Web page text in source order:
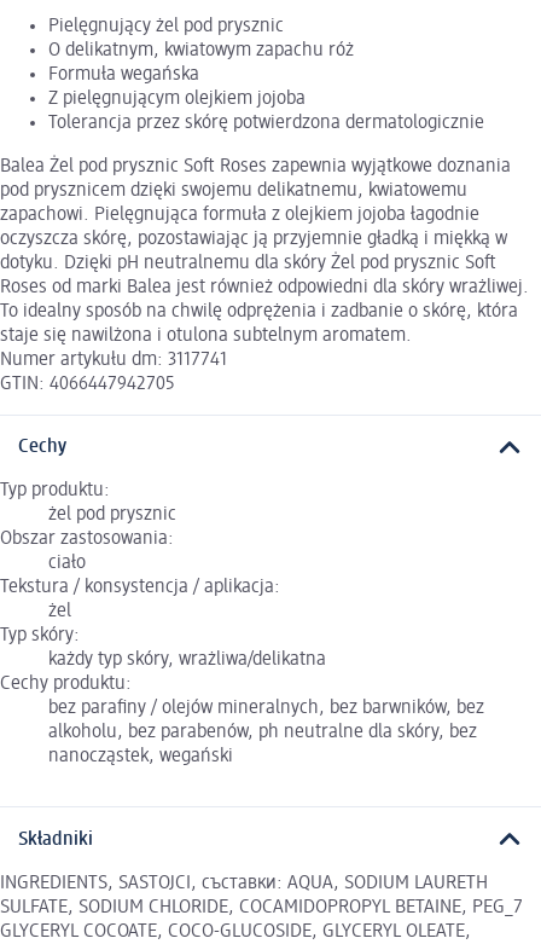
Pielęgnujący żel pod prysznic
O delikatnym, kwiatowym zapachu róż
Formuła wegańska
Z pielęgnującym olejkiem jojoba
Tolerancja przez skórę potwierdzona dermatologicznie
Balea Żel pod prysznic Soft Roses zapewnia wyjątkowe doznania
pod prysznicem dzięki swojemu delikatnemu, kwiatowemu
zapachowi. Pielęgnująca formuła z olejkiem jojoba łagodnie
oczyszcza skórę, pozostawiając ją przyjemnie gładką i miękką w
dotyku. Dzięki pH neutralnemu dla skóry Żel pod prysznic Soft
Roses od marki Balea jest również odpowiedni dla skóry wrażliwej.
To idealny sposób na chwilę odprężenia i zadbanie o skórę, która
staje się nawilżona i otulona subtelnym aromatem.
Numer artykułu dm: 3117741
GTIN: 4066447942705
Cechy
Typ produktu:
żel pod prysznic
Obszar zastosowania:
ciało
Tekstura / konsystencja / aplikacja:
żel
Typ skóry:
każdy typ skóry, wrażliwa/delikatna
Cechy produktu:
bez parafiny / olejów mineralnych, bez barwników, bez
alkoholu, bez parabenów, ph neutralne dla skóry, bez
nanocząstek, wegański
Składniki
INGREDIENTS, SASTOJCI, съставки: AQUA, SODIUM LAURETH
SULFATE, SODIUM CHLORIDE, COCAMIDOPROPYL BETAINE, PEG_7
GLYCERYL COCOATE, COCO-GLUCOSIDE, GLYCERYL OLEATE,